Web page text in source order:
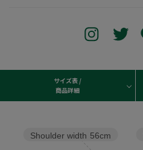
サイズ表 /
商品詳細
Shoulder width 56cm